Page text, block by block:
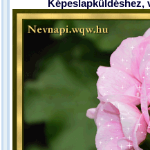
Képeslapküldéshez,